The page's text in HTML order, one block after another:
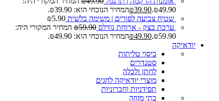
₪49.90.
₪39.90
המחיר הנוכחי הוא: ₪39.90.
שטיח צביעה לפורים | משימה בלשית
₪5.90
ערכת בצק - ארוחת נודלס
₪59.90
המחיר המקורי היה:
₪59.90.
₪49.90
המחיר הנוכחי הוא: ₪49.90.
יודאיקה
כיסוי טליתות
סטנדרים
לחתן ולכלה
מוצרי יודאיקה לחגים
תפידניות וחברוניות
בתי מזוזה